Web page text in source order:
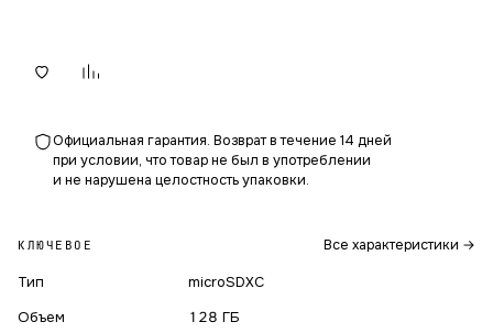
Официальная гарантия. Возврат в течение 14 дней
при условии, что товар не был в употреблении
и не нарушена целостность упаковки.
КЛЮЧЕВОЕ Все характеристики →
Тип
microSDXC
Объем
128 ГБ